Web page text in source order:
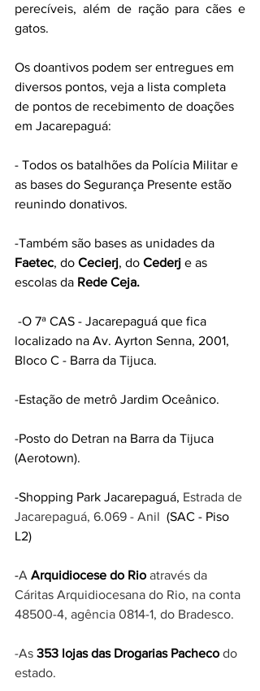
perecíveis, além de ração para cães e
gatos.
Os doantivos podem ser entregues em
diversos pontos, veja a lista completa
de pontos de recebimento de doações
em Jacarepaguá:
- Todos os batalhões da Polícia Militar e
as bases do Segurança Presente estão
reunindo donativos.
-Também são bases as unidades da
Faetec, do Cecierj, do Cederj e as
escolas da Rede Ceja.
localizado na Av. Ayrton Senna, 2001,
Bloco C - Barra da Tijuca.
-Estação de metrô Jardim Oceânico.
-Posto do Detran na Barra da Tijuca
(Aerotown).
-Shopping Park Jacarepaguá, Estrada de
Jacarepaguá, 6.069 - Anil (SAC - Piso
L2)
-A Arquidiocese do Rio através da
Cáritas Arquidiocesana do Rio, na conta
48500-4, agência 0814-1, do Bradesco.
-As 353 lojas das Drogarias Pacheco do
estado.